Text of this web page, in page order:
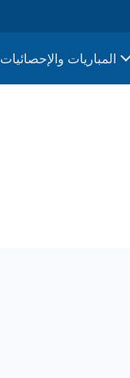
المباريات والإحصائيات